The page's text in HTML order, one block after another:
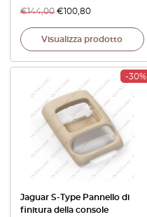
€144,00 €100,80
Visualizza prodotto
-30%
Jaguar S-Type Pannello di
finitura della console